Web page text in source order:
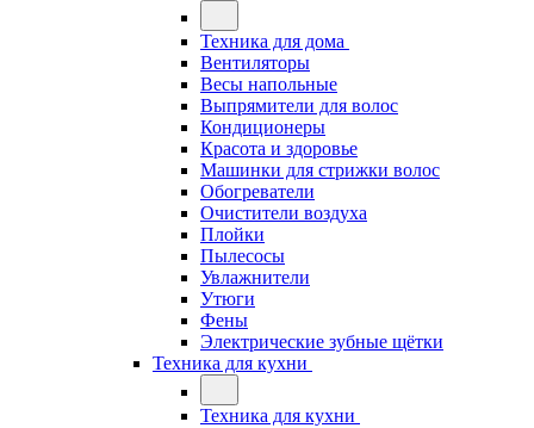
Техника для дома
Вентиляторы
Весы напольные
Выпрямители для волос
Кондиционеры
Красота и здоровье
Машинки для стрижки волос
Обогреватели
Очистители воздуха
Плойки
Пылесосы
Увлажнители
Утюги
Фены
Электрические зубные щётки
Техника для кухни
Техника для кухни